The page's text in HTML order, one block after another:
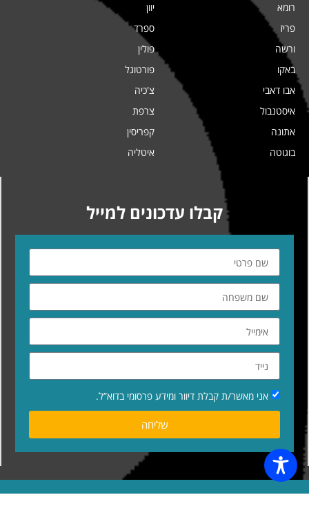
רומא
פריז
ורשה
באקו
אבו דאבי
איסטנבול
אתונה
בוגוטה
יוון
ספרד
פולין
פורטוגל
צ'כיה
צרפת
קפריסין
איטליה
קבלו עדכונים למייל
אני מאשר/ת קבלת דיוור ומידע פרסומי בדוא”ל.
שליחה